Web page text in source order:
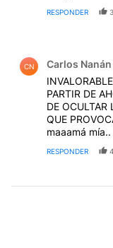
RESPONDER 3
CN Carlos Nanán
PARTIR DE
DE OCULTAR
QUE
maaamá mía..
RESPONDER 4